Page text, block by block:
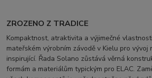
ZROZENO Z TRADICE
Kompaktnost, atraktivita a výjimečné
mateřském výrobním závodě v Kielu pro vývoj
inspirující. Řada Solano zůstává věrná
formám a materiálům typickým pro ELAC.